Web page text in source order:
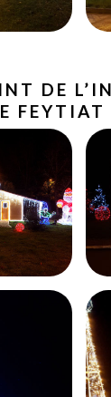
DE
FEYTIAT